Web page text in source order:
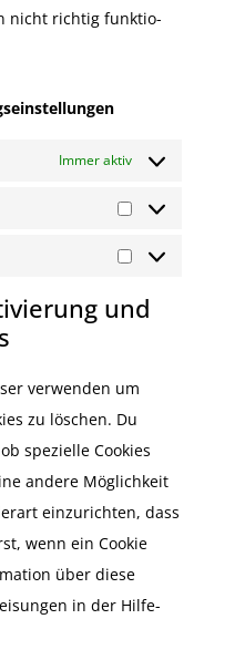
nicht richtig funktio­
Immer aktiv
und
verwenden um
zu löschen. Du
spezielle Cookies
andere Möglichkeit
einzu­richten, dass
wenn ein Cookie
über diese
in der Hilfe­